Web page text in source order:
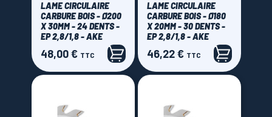
Marque
AKE(60)
Blue Master by Celesa(1)
CMT Orange tools
LAME CIRCULAIRE
CARBURE BOIS - Ø200
X 30MM - 24 DENTS -
EP 2,8/1,8 - AKE
Prix
48,00 € TTC
LAME CIRCULAIRE
CARBURE BOIS - Ø180
X 20MM - 30 DENTS -
EP 2,8/1,8 - AKE
Prix
46,22 € TTC